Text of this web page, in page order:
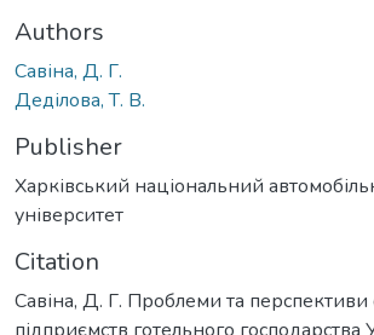
Authors
Савіна, Д. Г.
Деділова, Т. В.
Publisher
Харківський національний
університет
Citation
Савіна, Д. Г. Проблеми та